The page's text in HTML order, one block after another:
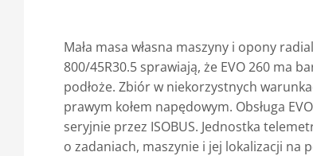
Mała masa własna maszyny i opony
800/45R30.5 sprawiają, że EVO 260 ma
podłoże. Zbiór w niekorzystnych
prawym kołem napędowym. Obsługa
seryjnie przez ISOBUS. Jednostka
o zadaniach, maszynie i jej lokalizacji na